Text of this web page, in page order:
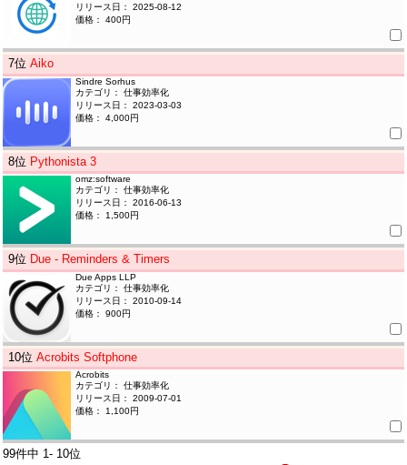
リリース日： 2025-08-12
価格： 400円
7位Aiko
Sindre Sorhus
カテゴリ： 仕事効率化
リリース日： 2023-03-03
価格： 4,000円
8位 Pythonista 3
omz:software
カテゴリ： 仕事効率化
リリース日： 2016-06-13
価格： 1,500円
9位 Due - Reminders & Timers
Due Apps LLP
カテゴリ： 仕事効率化
リリース日： 2010-09-14
価格： 900円
10位Acrobits Softphone
Acrobits
カテゴリ： 仕事効率化
リリース日： 2009-07-01
価格： 1,100円
99件中 1- 10位